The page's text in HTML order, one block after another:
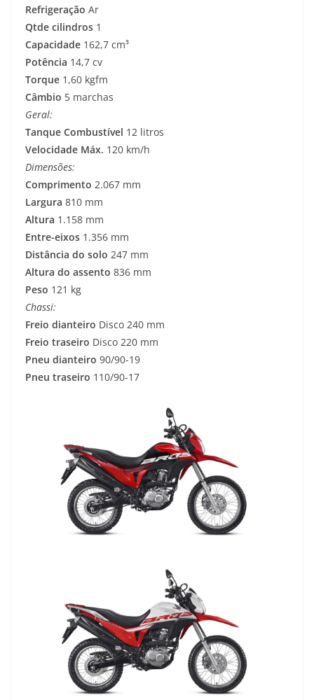
Refrigeração Ar
Qtde cilindros 1
Capacidade 162,7 cm³
Potência 14,7 cv
Torque 1,60 kgfm
Câmbio 5 marchas
Geral:
Tanque Combustível 12 litros
Velocidade Máx. 120 km/h
Dimensões:
Comprimento 2.067 mm
Largura 810 mm
Altura 1.158 mm
Entre-eixos 1.356 mm
Distância do solo 247 mm
Altura do assento 836 mm
Peso 121 kg
Chassi:
Freio dianteiro Disco 240 mm
Freio traseiro Disco 220 mm
Pneu dianteiro 90/90-19
Pneu traseiro 110/90-17